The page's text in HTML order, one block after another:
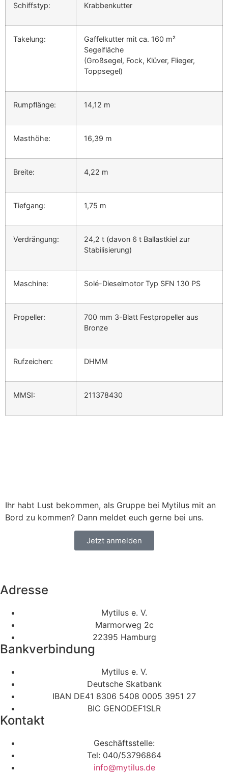
Schiffstyp: Krabbenkutter
Takelung:
Gaffelkutter mit ca. 160 m²
Segelfläche
(Großsegel, Fock, Klüver, Flieger,
Toppsegel)
Rumpflänge: 14,12 m
Masthöhe: 16,39 m
Breite: 4,22 m
Tiefgang: 1,75 m
Verdrängung:
24,2 t (davon 6 t Ballastkiel zur
Stabilisierung)
Maschine: Solé-Dieselmotor Typ SFN 130 PS
Propeller:
700 mm 3-Blatt Festpropeller aus
Bronze
Rufzeichen: DHMM
MMSI: 211378430
Ihr habt Lust bekommen, als Gruppe bei Mytilus mit an
Bord zu kommen? Dann meldet euch gerne bei uns.
Jetzt anmelden
Adresse
Mytilus e. V.
Marmorweg 2c
22395 Hamburg
Bankverbindung
Mytilus e. V.
Deutsche Skatbank
IBAN DE41 8306 5408 0005 3951 27
BIC GENODEF1SLR
Kontakt
Geschäftsstelle:
Tel: 040/53796864
info@mytilus.de